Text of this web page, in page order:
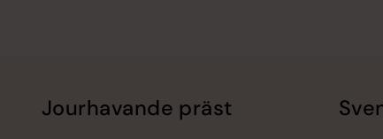
Jourhavande präst